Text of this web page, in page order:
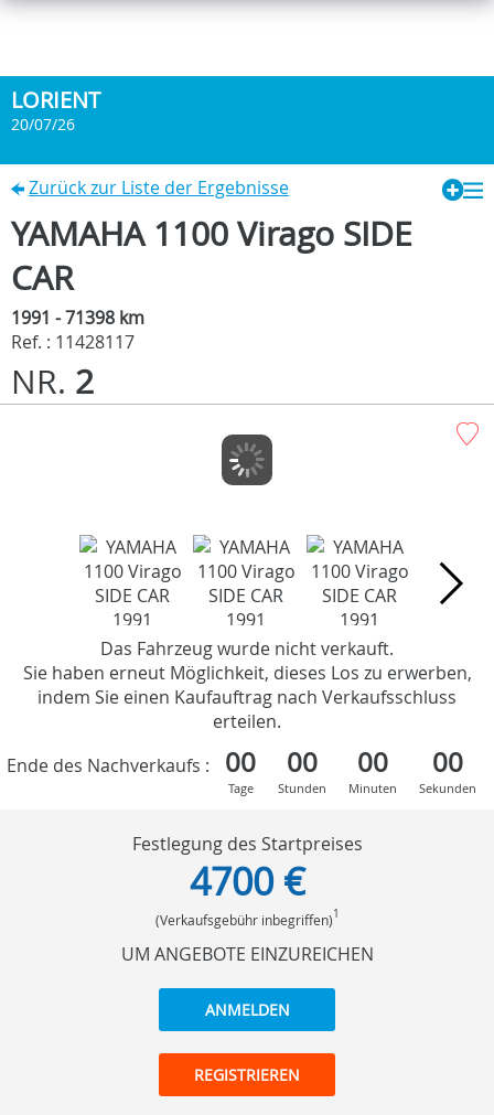
LORIENT
20/07/26
Zurück zur Liste der Ergebnisse
YAMAHA 1100 Virago SIDE
CAR
1991 - 71398 km
Ref. : 11428117
NR. 2
Das Fahrzeug wurde nicht verkauft.
Sie haben erneut Möglichkeit, dieses Los zu erwerben,
indem Sie einen Kaufauftrag nach Verkaufsschluss
erteilen.
Ende des Nachverkaufs :
00
Tage
00
Stunden
00
Minuten
00
Sekunden
Festlegung des Startpreises
4700 €
(Verkaufsgebühr inbegriffen)1
UM ANGEBOTE EINZUREICHEN
ANMELDEN
REGISTRIEREN